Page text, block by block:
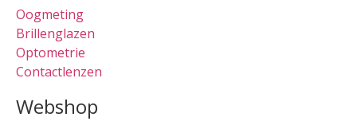
Oogmeting
Brillenglazen
Optometrie
Contactlenzen
Webshop